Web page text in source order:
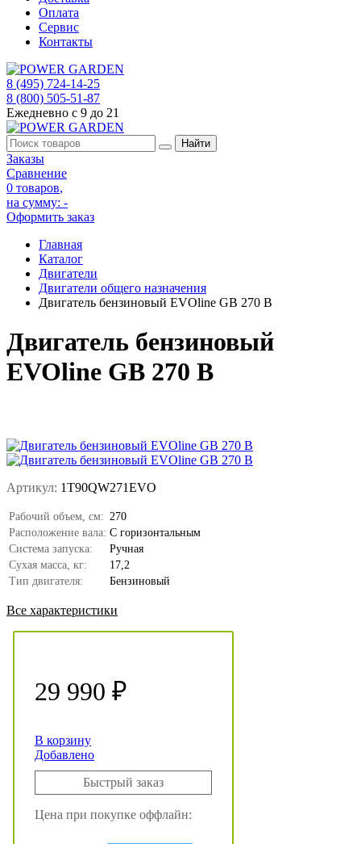
Оплата
Сервис
Контакты
8 (495) 724-14-25
8 (800) 505-51-87
Ежедневно с 9 до 21
Заказы
Сравнение
0 товаров,
на сумму: -
Оформить заказ
Главная
Каталог
Двигатели
Двигатели общего назначения
Двигатель бензиновый EVOline GB 270 B
Двигатель бензиновый
EVOline GB 270 B
Артикул: 1T90QW271EVO
Рабочий объем, см: 270
Расположение вала: С горизонтальным
Система запуска:
Ручная
Сухая масса, кг:
17,2
Тип двигателя:
Бензиновый
Все характеристики
29 990 ₽
В корзину
Добавлено
Быстрый заказ
Цена при покупке оффлайн: